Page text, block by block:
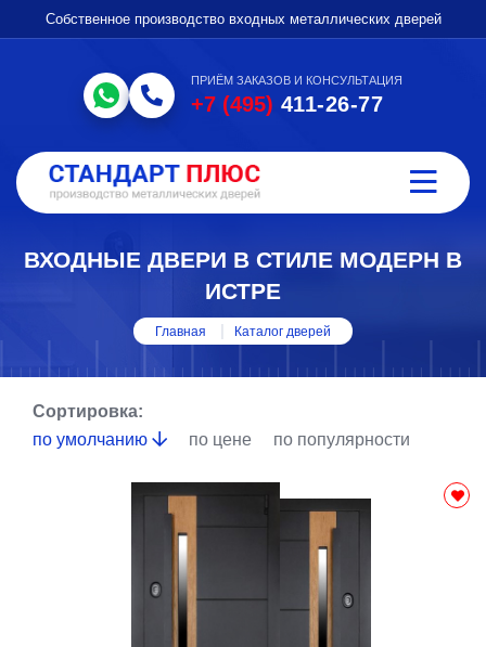
Собственное производство входных металлических дверей
ПРИЁМ ЗАКАЗОВ И КОНСУЛЬТАЦИЯ
+7 (495) 411-26-77
ВХОДНЫЕ ДВЕРИ В СТИЛЕ МОДЕРН В
ИСТРЕ
Главная Каталог дверей
Сортировка:
по умолчанию
по цене по популярности